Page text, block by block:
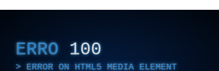
ERRO 100
ERROR ON HTML5 MEDIA ELEMENT